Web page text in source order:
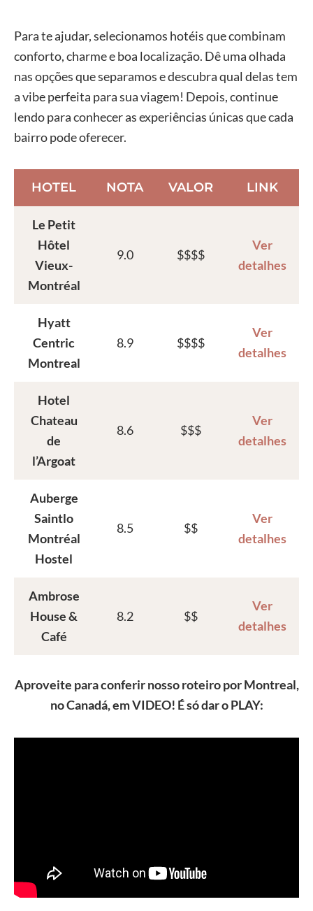
Para te ajudar, selecionamos hotéis que combinam
conforto, charme e boa localização. Dê uma olhada
nas opções que separamos e descubra qual delas tem
a vibe perfeita para sua viagem! Depois, continue
lendo para conhecer as experiências únicas que cada
bairro pode oferecer.
HOTEL NOTA VALOR LINK
Le Petit
Hôtel
Vieux-
Montréal
9.0 $$$$
Ver
detalhes
Hyatt
Centric
Montreal
8.9 $$$$
Ver
detalhes
Hotel
Chateau
de
l’Argoat
8.6 $$$
Ver
detalhes
Auberge
Saintlo
Montréal
Hostel
8.5 $$
Ver
detalhes
Ambrose
House &
Café
8.2 $$
Ver
detalhes
Aproveite para conferir nosso roteiro por Montreal,
no Canadá, em VIDEO! É só dar o PLAY: